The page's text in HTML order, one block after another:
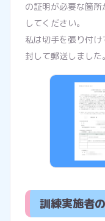
の証明が必要な箇
してください。
私は切手を張り付
封して郵送しました。
訓練実施者